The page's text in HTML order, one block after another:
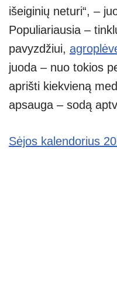
išeiginių neturi“, –
Populiariausia –
pavyzdžiui,
juoda – nuo tokios
aprišti kiekvieną
apsauga – sodą
Sėjos kalendorius